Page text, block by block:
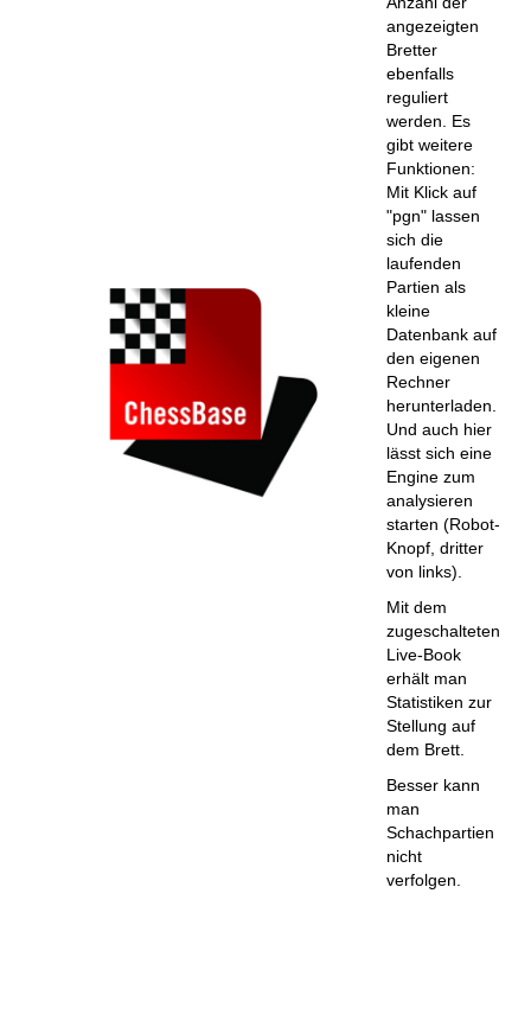
angezeigten
Bretter
ebenfalls
reguliert
werden. Es
gibt weitere
Funktionen:
Mit Klick auf
"pgn" lassen
sich die
laufenden
Partien als
kleine
Datenbank auf
den eigenen
Rechner
herunterladen.
Und auch hier
lässt sich eine
Engine zum
analysieren
starten (Robot-
Knopf, dritter
von links).
Mit dem
zugeschalteten
Live-Book
erhält man
Statistiken zur
Stellung auf
dem Brett.
Besser kann
man
Schachpartien
nicht
verfolgen.